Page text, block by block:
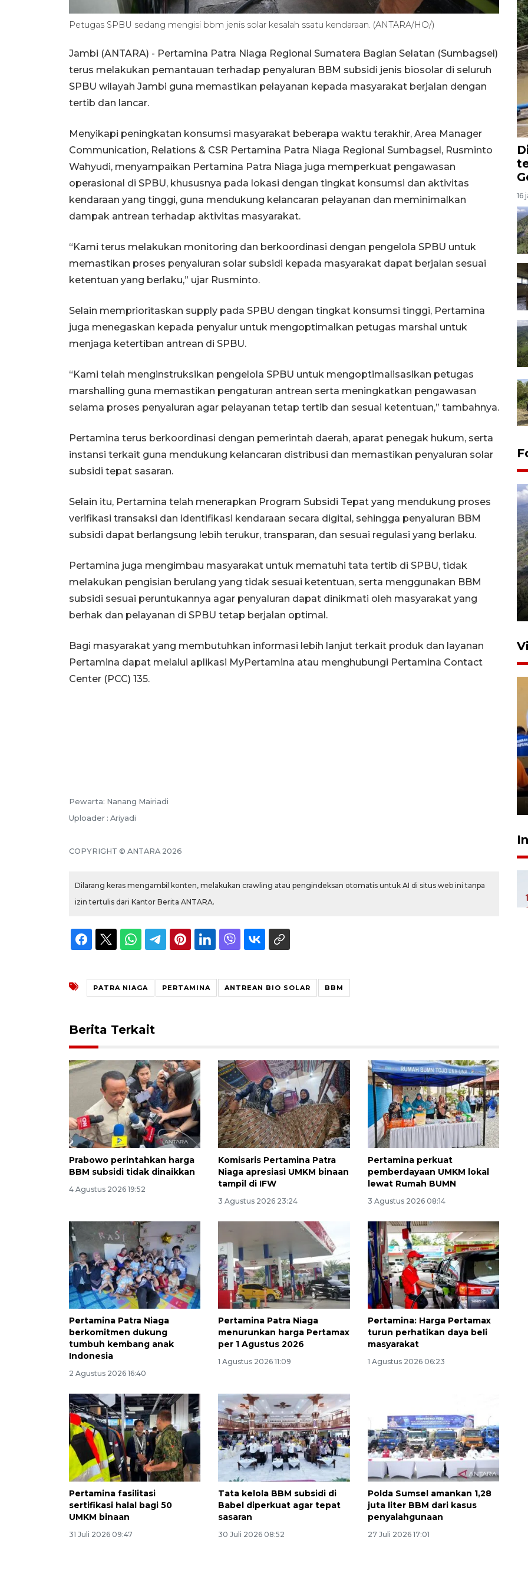
Petugas SPBU sedang mengisi bbm jenis solar kesalah ssatu kendaraan. (ANTARA/HO/)
Jambi (ANTARA) - Pertamina Patra Niaga Regional Sumatera Bagian Selatan (Sumbagsel)
terus melakukan pemantauan terhadap penyaluran BBM subsidi jenis biosolar di seluruh
SPBU wilayah Jambi guna memastikan pelayanan kepada masyarakat berjalan dengan
tertib dan lancar.
Menyikapi peningkatan konsumsi masyarakat beberapa waktu terakhir, Area Manager
Communication, Relations & CSR Pertamina Patra Niaga Regional Sumbagsel, Rusminto
Wahyudi, menyampaikan Pertamina Patra Niaga juga memperkuat pengawasan
operasional di SPBU, khususnya pada lokasi dengan tingkat konsumsi dan aktivitas
kendaraan yang tinggi, guna mendukung kelancaran pelayanan dan meminimalkan
dampak antrean terhadap aktivitas masyarakat.
“Kami terus melakukan monitoring dan berkoordinasi dengan pengelola SPBU untuk
memastikan proses penyaluran solar subsidi kepada masyarakat dapat berjalan sesuai
ketentuan yang berlaku,” ujar Rusminto.
Selain memprioritaskan supply pada SPBU dengan tingkat konsumsi tinggi, Pertamina
juga menegaskan kepada penyalur untuk mengoptimalkan petugas marshal untuk
menjaga ketertiban antrean di SPBU.
“Kami telah menginstruksikan pengelola SPBU untuk mengoptimalisasikan petugas
marshalling guna memastikan pengaturan antrean serta meningkatkan pengawasan
selama proses penyaluran agar pelayanan tetap tertib dan sesuai ketentuan,” tambahnya.
Pertamina terus berkoordinasi dengan pemerintah daerah, aparat penegak hukum, serta
instansi terkait guna mendukung kelancaran distribusi dan memastikan penyaluran solar
subsidi tepat sasaran.
Selain itu, Pertamina telah menerapkan Program Subsidi Tepat yang mendukung proses
verifikasi transaksi dan identifikasi kendaraan secara digital, sehingga penyaluran BBM
subsidi dapat berlangsung lebih terukur, transparan, dan sesuai regulasi yang berlaku.
Pertamina juga mengimbau masyarakat untuk mematuhi tata tertib di SPBU, tidak
melakukan pengisian berulang yang tidak sesuai ketentuan, serta menggunakan BBM
subsidi sesuai peruntukannya agar penyaluran dapat dinikmati oleh masyarakat yang
berhak dan pelayanan di SPBU tetap berjalan optimal.
Bagi masyarakat yang membutuhkan informasi lebih lanjut terkait produk dan layanan
Pertamina dapat melalui aplikasi MyPertamina atau menghubungi Pertamina Contact
Center (PCC) 135.
Pewarta: Nanang Mairiadi
Uploader : Ariyadi
COPYRIGHT © ANTARA 2026
Dilarang keras mengambil konten, melakukan crawling atau pengindeksan otomatis untuk AI di situs web ini tanpa
izin tertulis dari Kantor Berita ANTARA.
PATRA NIAGA PERTAMINA ANTREAN BIO SOLAR BBM
Berita Terkait
Prabowo perintahkan harga
BBM subsidi tidak dinaikkan
4 Agustus 2026 19:52
Komisaris Pertamina Patra
Niaga apresiasi UMKM binaan
tampil di IFW
3 Agustus 2026 23:24
Pertamina perkuat
pemberdayaan UMKM lokal
lewat Rumah BUMN
3 Agustus 2026 08:14
Pertamina Patra Niaga
berkomitmen dukung
tumbuh kembang anak
Indonesia
2 Agustus 2026 16:40
Pertamina Patra Niaga
menurunkan harga Pertamax
per 1 Agustus 2026
1 Agustus 2026 11:09
Pertamina: Harga Pertamax
turun perhatikan daya beli
masyarakat
1 Agustus 2026 06:23
Pertamina fasilitasi
sertifikasi halal bagi 50
UMKM binaan
31 Juli 2026 09:47
Tata kelola BBM subsidi di
Babel diperkuat agar tepat
sasaran
30 Juli 2026 08:52
Polda Sumsel amankan 1,28
juta liter BBM dari kasus
penyalahgunaan
27 Juli 2026 17:01
16
Penyusutan debit air Sungai
Batang Tembesi di Jambi
Ekonomi triwulan II-2026
tumbuh 5,29 persen
2026-08-06 18:45:00